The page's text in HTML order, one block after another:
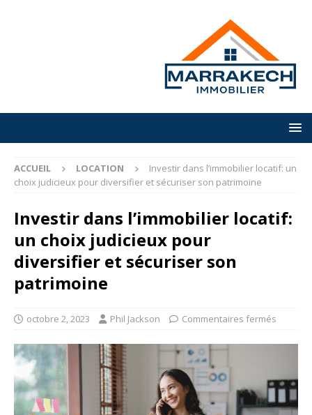
ACCUEIL LOCATION
Investir dans l’immobilier locatif: un
choix judicieux pour diversifier et sécuriser son patrimoine
Investir dans l’immobilier locatif:
un choix judicieux pour
diversifier et sécuriser son
patrimoine
octobre 2, 2023 Phil Jackson Commentaires fermés